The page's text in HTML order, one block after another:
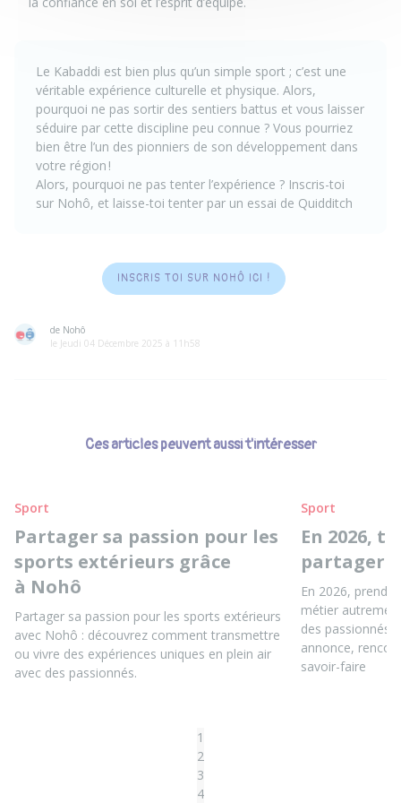
Le Kabaddi est bien plus qu’un simple sport ; c’est une
véritable expérience culturelle et physique. Alors,
pourquoi ne pas sortir des sentiers battus et vous laisser
séduire par cette discipline peu connue ? Vous pourriez
bien être l’un des pionniers de son développement dans
votre région !
Alors, pourquoi ne pas tenter l’expérience ? Inscris-toi
sur Nohô, et laisse-toi tenter par un essai de Quidditch
INSCRIS TOI SUR NOHÔ ICI !
de Nohô
le Jeudi 04 Décembre 2025 à 11h58
Ces articles peuvent aussi t'intéresser
Sport
Partager sa passion pour les
sports extérieurs grâce
à Nohô
Partager sa passion pour les sports extérieurs
avec Nohô : découvrez comment transmettre
ou vivre des expériences uniques en plein air
avec des passionnés.
Sport
En 2026,
partager
En 2026,
métier
des
annonce,
savoir-faire
1
2
3
4